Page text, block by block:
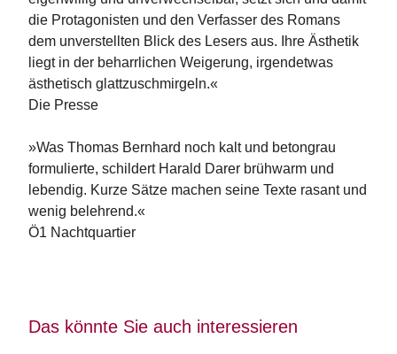
die Protagonisten und den Verfasser des Romans
dem unverstellten Blick des Lesers aus. Ihre Ästhetik
liegt in der beharrlichen Weigerung, irgendetwas
ästhetisch glattzuschmirgeln.«
Die Presse
»Was Thomas Bernhard noch kalt und betongrau
formulierte, schildert Harald Darer brühwarm und
lebendig. Kurze Sätze machen seine Texte rasant und
wenig belehrend.«
Ö1 Nachtquartier
Das könnte Sie auch interessieren